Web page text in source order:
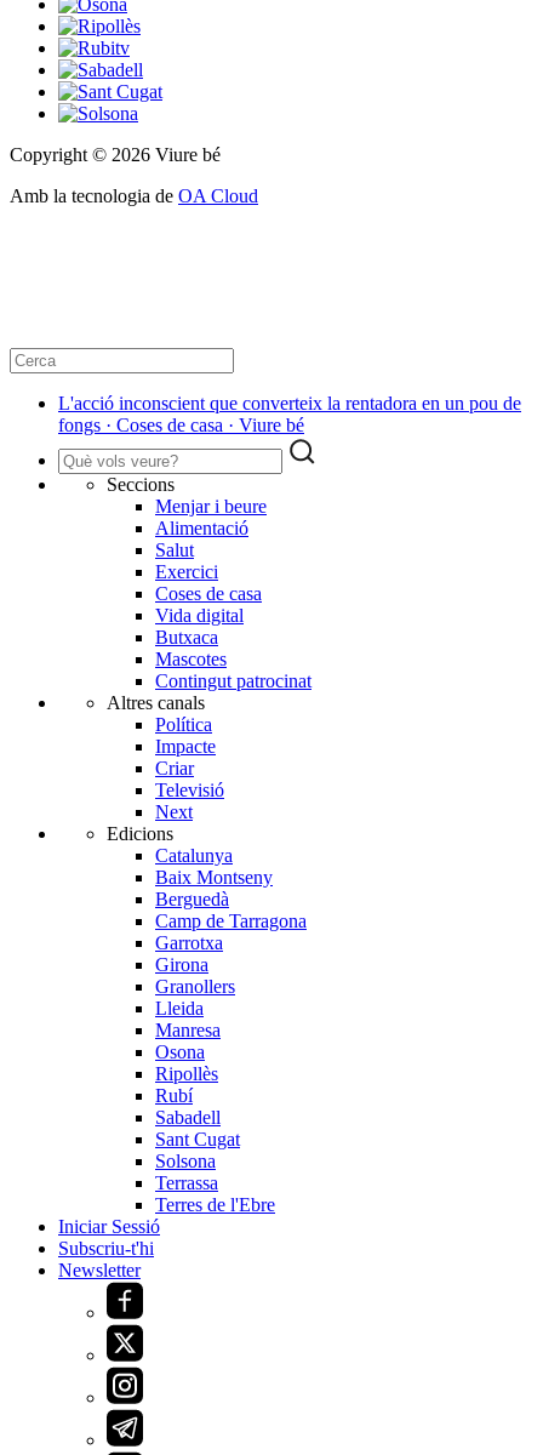
Copyright © 2026 Viure bé
Amb la tecnologia de OA Cloud
L'acció inconscient que converteix la rentadora en un pou de
fongs · Coses de casa · Viure bé
Seccions
Menjar i beure
Alimentació
Salut
Exercici
Coses de casa
Vida digital
Butxaca
Mascotes
Contingut patrocinat
Altres canals
Política
Impacte
Criar
Televisió
Next
Edicions
Catalunya
Baix Montseny
Berguedà
Camp de Tarragona
Garrotxa
Girona
Granollers
Lleida
Manresa
Osona
Ripollès
Rubí
Sabadell
Sant Cugat
Solsona
Terrassa
Terres de l'Ebre
Iniciar Sessió
Subscriu-t'hi
Newsletter